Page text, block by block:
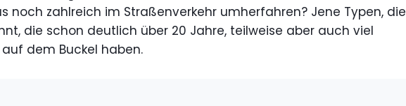
noch zahlreich im Straßenverkehr umherfahren? Jene Typen, die
die schon deutlich über 20 Jahre, teilweise aber auch viel
dem Buckel haben.